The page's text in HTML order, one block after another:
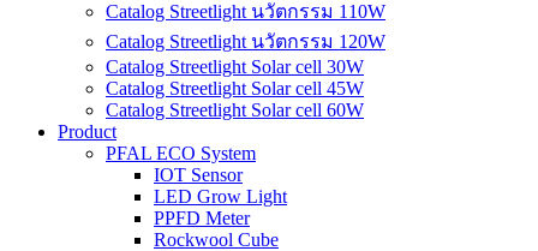
Catalog Streetlight นวัตกรรม 110W
Catalog Streetlight นวัตกรรม 120W
Catalog Streetlight Solar cell 30W
Catalog Streetlight Solar cell 45W
Catalog Streetlight Solar cell 60W
Product
PFAL ECO System
IOT Sensor
LED Grow Light
PPFD Meter
Rockwool Cube